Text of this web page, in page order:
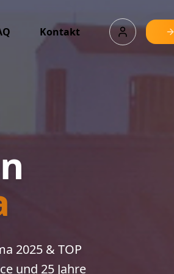
Kontakt
2025 & TOP
und 25 Jahre